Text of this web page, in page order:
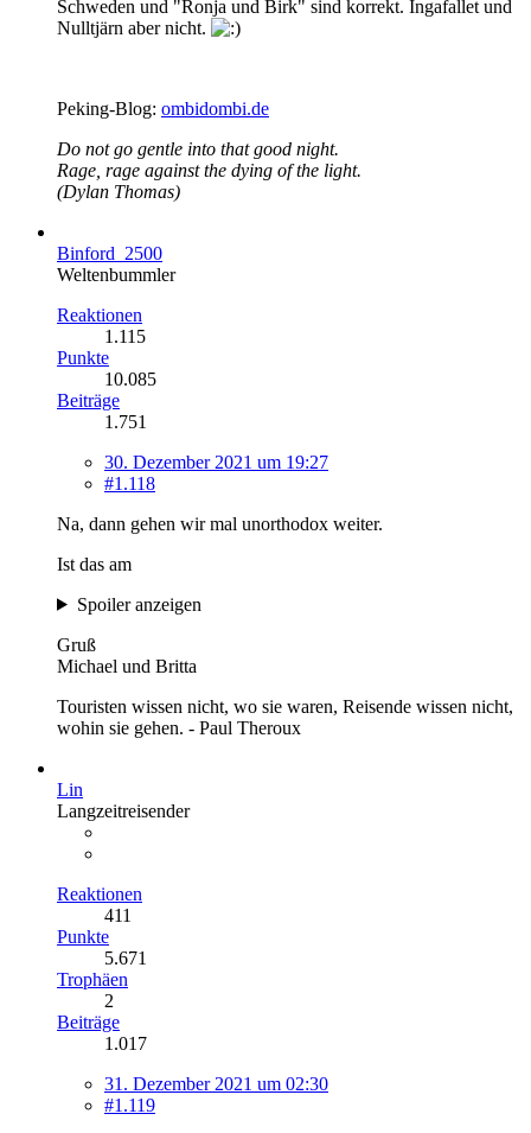
Schweden und "Ronja und Birk" sind korrekt. Ingafallet und
Nulltjärn aber nicht.
Peking-Blog: ombidombi.de
Do not go gentle into that good night.
Rage, rage against the dying of the light.
(Dylan Thomas)
Binford_2500
Weltenbummler
Reaktionen
1.115
Punkte
10.085
Beiträge
1.751
30. Dezember 2021 um 19:27
#1.118
Na, dann gehen wir mal unorthodox weiter.
Ist das am
Spoiler anzeigen
Gruß
Michael und Britta
Touristen wissen nicht, wo sie waren, Reisende wissen nicht,
wohin sie gehen. - Paul Theroux
Lin
Langzeitreisender
Reaktionen
411
Punkte
5.671
Trophäen
2
Beiträge
1.017
31. Dezember 2021 um 02:30
#1.119